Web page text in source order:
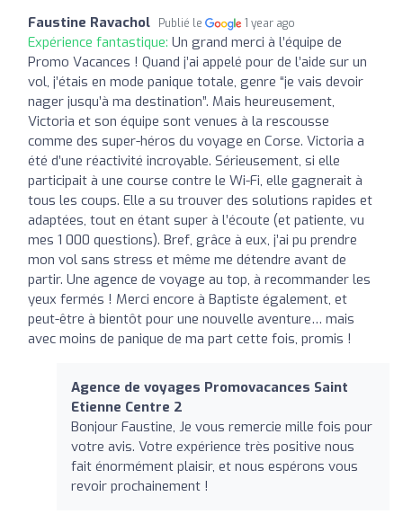
Faustine Ravachol Publié le 1 year ago
Expérience fantastique: Un grand merci à l’équipe de
Promo Vacances ! Quand j’ai appelé pour de l’aide sur un
vol, j’étais en mode panique totale, genre “je vais devoir
nager jusqu’à ma destination”. Mais heureusement,
Victoria et son équipe sont venues à la rescousse
comme des super-héros du voyage en Corse. Victoria a
été d’une réactivité incroyable. Sérieusement, si elle
participait à une course contre le Wi-Fi, elle gagnerait à
tous les coups. Elle a su trouver des solutions rapides et
adaptées, tout en étant super à l’écoute (et patiente, vu
mes 1 000 questions). Bref, grâce à eux, j’ai pu prendre
mon vol sans stress et même me détendre avant de
partir. Une agence de voyage au top, à recommander les
yeux fermés ! Merci encore à Baptiste également, et
peut-être à bientôt pour une nouvelle aventure… mais
avec moins de panique de ma part cette fois, promis !
Agence de voyages Promovacances Saint
Etienne Centre 2
Bonjour Faustine, Je vous remercie mille fois pour
votre avis. Votre expérience très positive nous
fait énormément plaisir, et nous espérons vous
revoir prochainement !